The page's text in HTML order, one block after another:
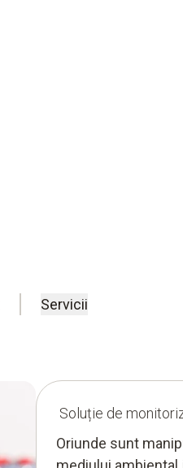
Servicii
Soluție de
Oriunde sunt